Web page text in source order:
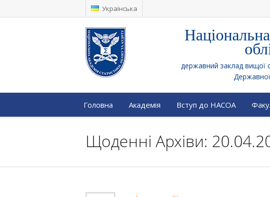
Українська
державний заклад вищої
Головна Академія Вступ до НАСОА
Щоденні Архіви: